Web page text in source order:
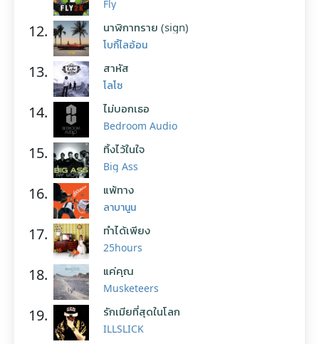
Fly
12. นาฬิกาทราย (sign)
โบกี้ไลอ้อน
13. สาหัส
โลโซ
14. ไม่บอกเธอ
Bedroom Audio
15. ทิ้งไว้ในใจ
Big Ass
16. แพ้ทาง
ลาบานูน
17. ทำได้เพียง
25hours
18. แค่คุณ
Musketeers
19. รักเมียที่สุดในโลก
ILLSLICK